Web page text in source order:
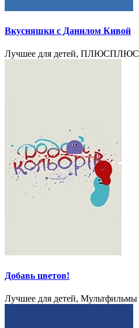
Вкусняшки с Данилом Кивой
Лучшее для детей, ПЛЮСПЛЮС
Добавь цветов!
Лучшее для детей, Мультфильмы